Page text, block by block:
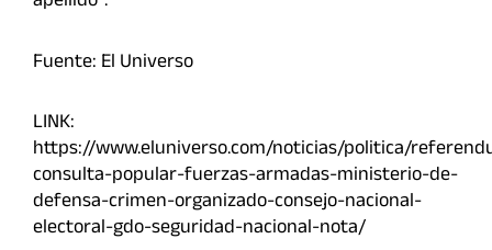
Fuente: El Universo
LINK:
https://www.eluniverso.com/noticias/politica/
consulta-popular-fuerzas-armadas-ministerio-de-
defensa-crimen-organizado-consejo-nacional-
electoral-gdo-seguridad-nacional-nota/